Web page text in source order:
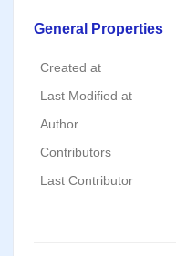
General Properties
Created at
Last Modified at
Author
Contributors
Last Contributor